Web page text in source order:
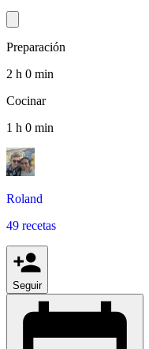
Preparación
2 h 0 min
Cocinar
1 h 0 min
Roland
49 recetas
Seguir